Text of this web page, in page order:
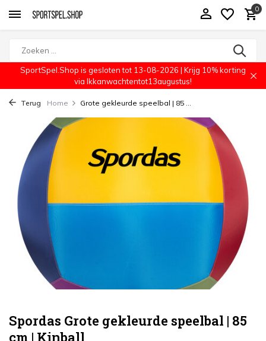
0
SportSpel.Shop is gesloten tot 13-08-2026 | Krijg 10% korting
via Ikkanwachtentot13augustus!
Terug Home Grote gekleurde speelbal | 85 ...
Spordas Grote gekleurde speelbal | 85
cm | Kinball